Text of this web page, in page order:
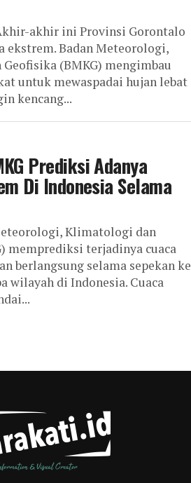
akhir ini Provinsi Gorontalo
ekstrem. Badan Meteorologi,
(BMKG) mengimbau
untuk mewaspadai hujan lebat
kencang...
Prediksi Adanya
Di Indonesia Selama
Klimatologi dan
memprediksi terjadinya cuaca
berlangsung selama sepekan ke
wilayah di Indonesia. Cuaca